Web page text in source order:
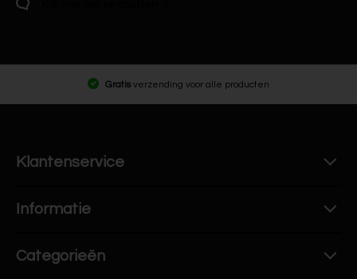
Gratis verzending voor alle producten
Klantenservice
Informatie
Categorieën